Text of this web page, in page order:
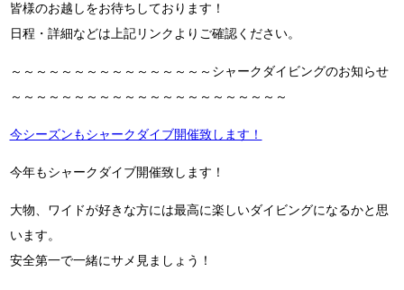
皆様のお越しをお待ちしております！
日程・詳細などは上記リンクよりご確認ください。
～～～～～～～～～～～～～～～～シャークダイビングのお知らせ
～～～～～～～～～～～～～～～～～～～～～～
今シーズンもシャークダイブ開催致します！
今年もシャークダイブ開催致します！
大物、ワイドが好きな方には最高に楽しいダイビングになるかと思
います。
安全第一で一緒にサメ見ましょう！